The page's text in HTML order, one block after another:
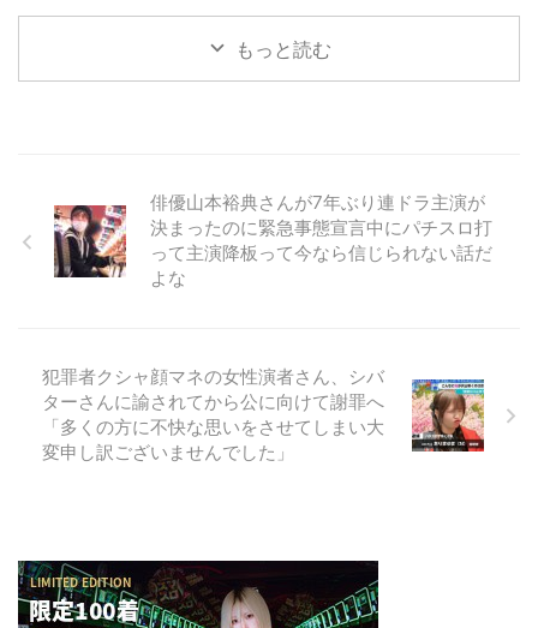
98%） SEED2：約39600（約96%） 七つの大罪3： ...
もっと読む
俳優山本裕典さんが7年ぶり連ドラ主演が
決まったのに緊急事態宣言中にパチスロ打
って主演降板って今なら信じられない話だ
よな
犯罪者クシャ顔マネの女性演者さん、シバ
ターさんに諭されてから公に向けて謝罪へ
「多くの方に不快な思いをさせてしまい大
変申し訳ございませんでした」